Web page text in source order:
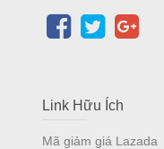
Link Hữu Ích
Mã giảm giá Lazada